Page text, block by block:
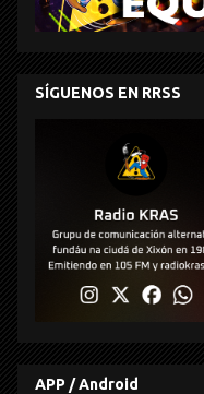
SÍGUENOS EN RRSS
APP / Android